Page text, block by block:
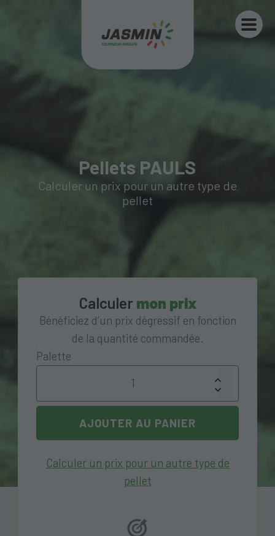
Pellets PAULS
Calculer un prix pour un autre type de
pellet
Calculer mon prix
Bénéficiez d’un prix dégressif en fonction
de la quantité commandée.
Palette
AJOUTER AU PANIER
Calculer un prix pour un autre type de
pellet